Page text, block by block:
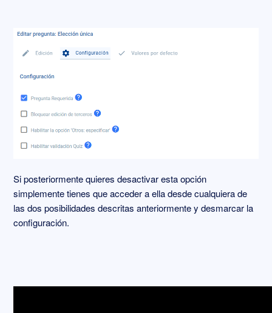
Si posteriormente quieres desactivar esta opción
simplemente tienes que acceder a ella desde cualquiera de
las dos posibilidades descritas anteriormente y desmarcar la
configuración.